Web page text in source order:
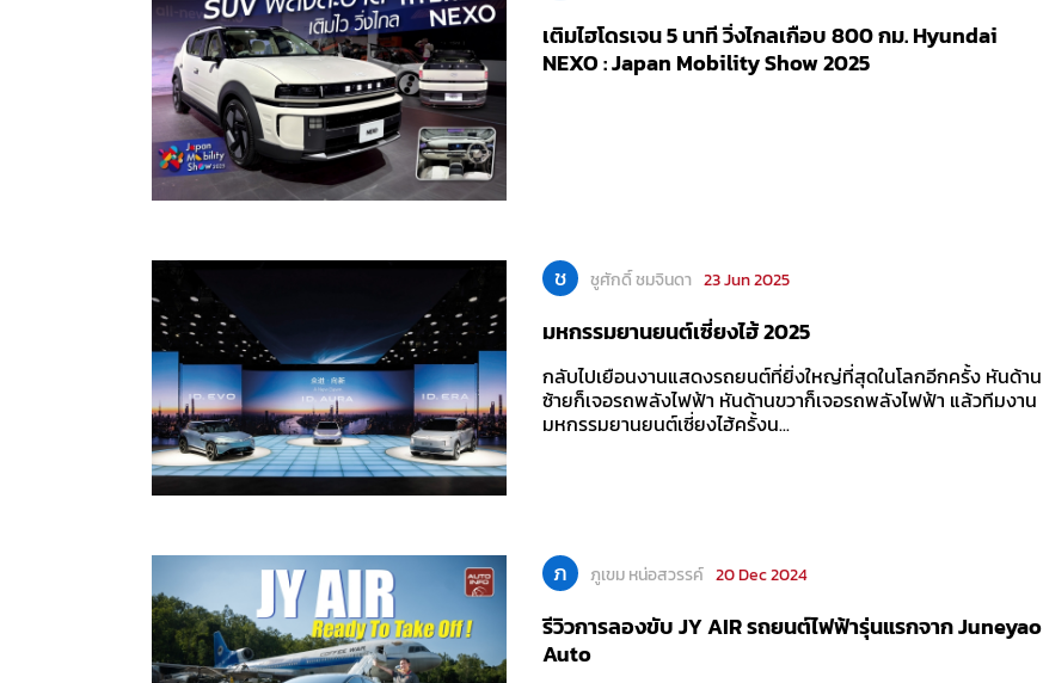
เติมไฮโดรเจน 5 นาที วิ่งไกลเกือบ 800 กม. Hyundai
NEXO : Japan Mobility Show 2025
ช ชูศักดิ์ ชมจินดา 23 Jun 2025
มหกรรมยานยนต์เซี่ยงไฮ้ 2025
กลับไปเยือนงานแสดงรถยนต์ที่ยิ่งใหญ่ที่สุดในโลกอีกครั้ง หันด้าน
ซ้ายก็เจอรถพลังไฟฟ้า หันด้านขวาก็เจอรถพลังไฟฟ้า แล้วทีมงาน
มหกรรมยานยนต์เซี่ยงไฮ้ครั้งน...
ภ ภูเขม หน่อสวรรค์ 20 Dec 2024
รีวิวการลองขับ JY AIR รถยนต์ไฟฟ้ารุ่นแรกจาก Juneyao
Auto